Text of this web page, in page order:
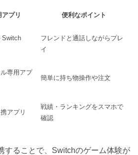
アプリ 便利なポイント
Switch
フレンドと通話しながらプレ
イ
専用アプ
簡単に持ち物操作や注文
アプリ
戦績・ランキングをスマホで
確認
することで、Switchのゲーム体験が